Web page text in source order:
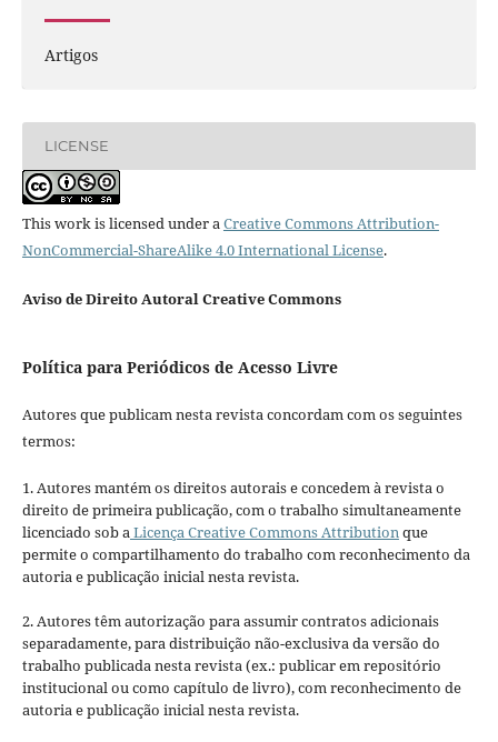
Artigos
LICENSE
This work is licensed under aCreative Commons Attribution-
NonCommercial-ShareAlike 4.0 International License.
Aviso de Direito Autoral Creative Commons
Política para Periódicos de Acesso Livre
Autores que publicam nesta revista concordam com os seguintes
termos:
1. Autores mantém os direitos autorais e concedem à revista o
direito de primeira publicação, com o trabalho simultaneamente
licenciado sob aLicença Creative Commons Attributionque
permite o compartilhamento do trabalho com reconhecimento da
autoria e publicação inicial nesta revista.
2. Autores têm autorização para assumir contratos adicionais
separadamente, para distribuição não-exclusiva da versão do
trabalho publicada nesta revista (ex.: publicar em repositório
institucional ou como capítulo de livro), com reconhecimento de
autoria e publicação inicial nesta revista.